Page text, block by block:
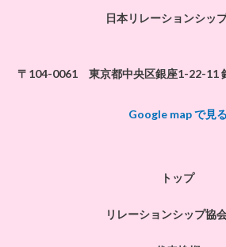
日本リレーションシッ
〒104-0061 東京都中央区銀座1-22-11
Google map で見る
トップ
リレーションシップ協